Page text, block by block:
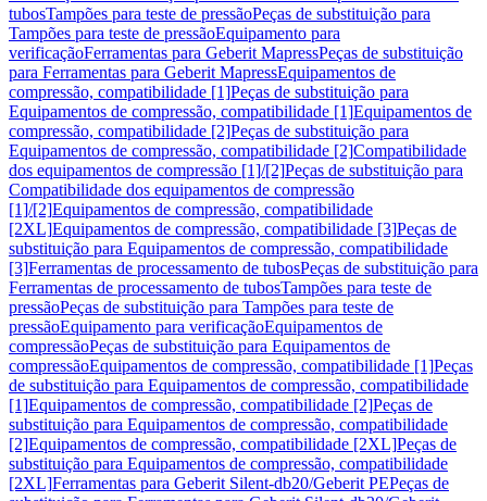
tubosTampões para teste de pressãoPeças de substituição para
Tampões para teste de pressãoEquipamento para
verificaçãoFerramentas para Geberit MapressPeças de substituição
para Ferramentas para Geberit MapressEquipamentos de
compressão, compatibilidade [1]Peças de substituição para
Equipamentos de compressão, compatibilidade [1]Equipamentos de
compressão, compatibilidade [2]Peças de substituição para
Equipamentos de compressão, compatibilidade [2]Compatibilidade
dos equipamentos de compressão [1]/[2]Peças de substituição para
Compatibilidade dos equipamentos de compressão
[1]/[2]Equipamentos de compressão, compatibilidade
[2XL]Equipamentos de compressão, compatibilidade [3]Peças de
substituição para Equipamentos de compressão, compatibilidade
[3]Ferramentas de processamento de tubosPeças de substituição para
Ferramentas de processamento de tubosTampões para teste de
pressãoPeças de substituição para Tampões para teste de
pressãoEquipamento para verificaçãoEquipamentos de
compressãoPeças de substituição para Equipamentos de
compressãoEquipamentos de compressão, compatibilidade [1]Peças
de substituição para Equipamentos de compressão, compatibilidade
[1]Equipamentos de compressão, compatibilidade [2]Peças de
substituição para Equipamentos de compressão, compatibilidade
[2]Equipamentos de compressão, compatibilidade [2XL]Peças de
substituição para Equipamentos de compressão, compatibilidade
[2XL]Ferramentas para Geberit Silent-db20/Geberit PEPeças de